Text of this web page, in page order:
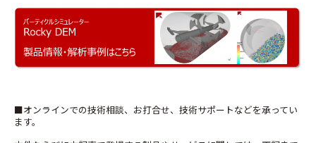
■オンラインでの技術相談、お打合せ、技術サポートなどを承ってい
ます。